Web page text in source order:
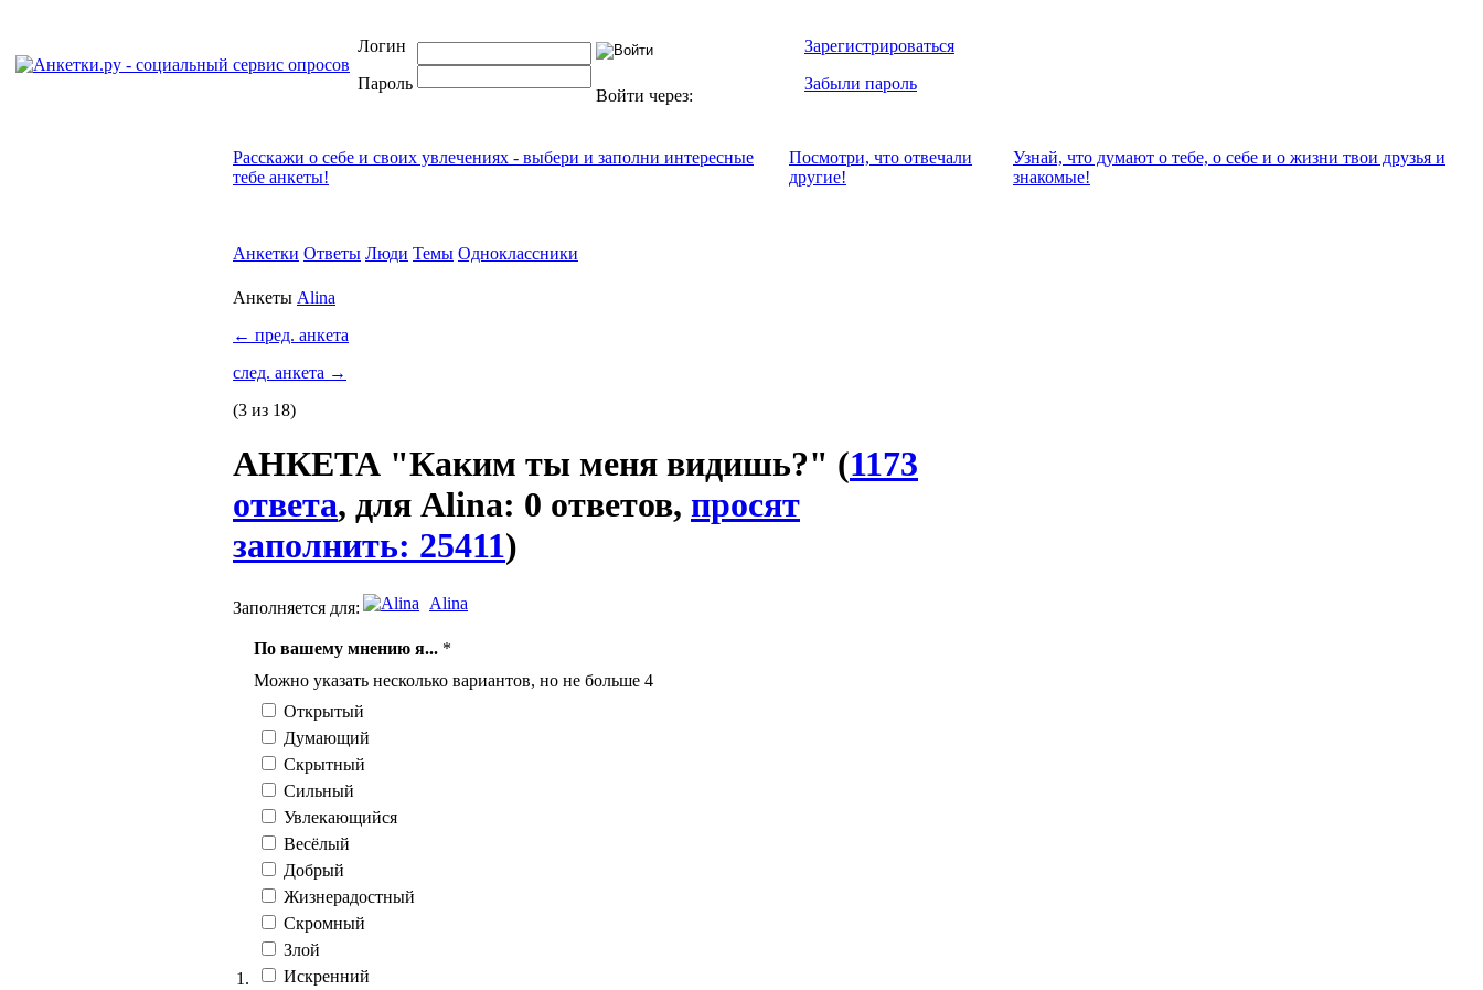
Логин
Пароль
Войти через:
Зарегистрироваться
Забыли пароль
Расскажи о себе и своих увлечениях - выбери и заполни интересные
тебе анкеты!
Посмотри, что отвeчали
другие!
Узнай, что думают о тебе, о себе и о жизни твои друзья и
знакомые!
Анкетки Ответы Люди Темы Одноклассники
Анкеты Alina
← пред. анкета
след. анкета →
(3 из 18)
АНКЕТА "Каким ты меня видишь?" (1173
ответа, для Alina: 0 ответов, просят
заполнить: 25411)
Заполняется для: Alina
1.
По вашему мнению я... *
Можно указать несколько вариантов, но не больше 4
Открытый
Думающий
Скрытный
Сильный
Увлекающийся
Весёлый
Добрый
Жизнерадостный
Скромный
Злой
Искренний